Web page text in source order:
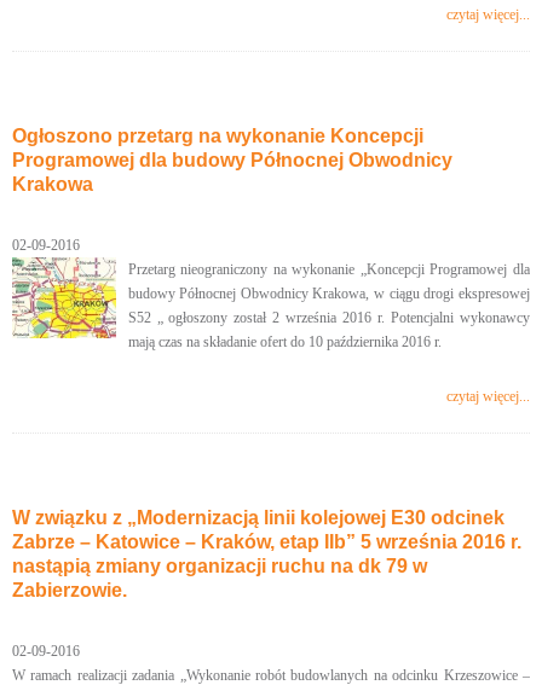
czytaj więcej...
Ogłoszono przetarg na wykonanie Koncepcji
Programowej dla budowy Północnej Obwodnicy
Krakowa
02-09-2016
Przetarg nieograniczony na wykonanie „Koncepcji Programowej dla
budowy Północnej Obwodnicy Krakowa, w ciągu drogi ekspresowej
S52 „ ogłoszony został 2 września 2016 r. Potencjalni wykonawcy
mają czas na składanie ofert do 10 października 2016 r.
czytaj więcej...
W związku z „Modernizacją linii kolejowej E30 odcinek
Zabrze – Katowice – Kraków, etap IIb” 5 września 2016 r.
nastąpią zmiany organizacji ruchu na dk 79 w
Zabierzowie.
02-09-2016
W ramach realizacji zadania „Wykonanie robót budowlanych na odcinku Krzeszowice –